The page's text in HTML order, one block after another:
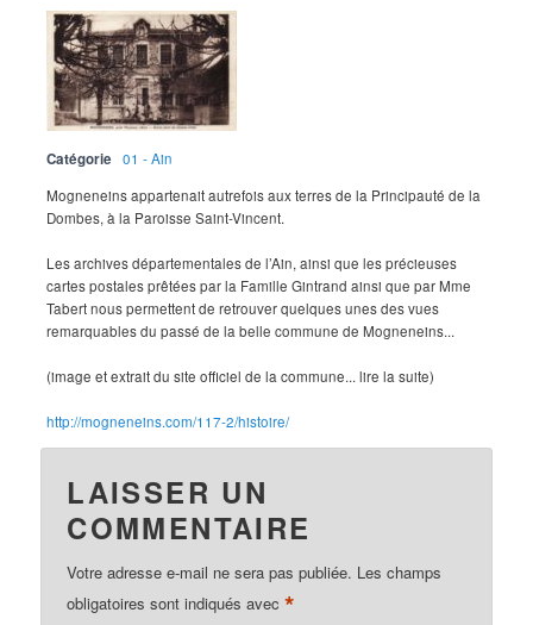
Catégorie
01 - Ain
Mogneneins appartenait autrefois aux terres de la Principauté de la
Dombes, à la Paroisse Saint-Vincent.
Les archives départementales de l’Ain, ainsi que les précieuses
cartes postales prêtées par la Famille Gintrand ainsi que par Mme
Tabert nous permettent de retrouver quelques unes des vues
remarquables du passé de la belle commune de Mogneneins...
(image et extrait du site officiel de la commune... lire la suite)
http://mogneneins.com/117-2/histoire/
LAISSER UN
COMMENTAIRE
Votre adresse e-mail ne sera pas publiée. Les champs
obligatoires sont indiqués avec*